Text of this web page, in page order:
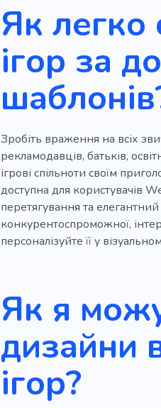
Як легко
ігор за
Зробіть враження на всіх
рекламодавців, батьків,
ігрові спільноти своїм
доступна для користувачів
перетягування та
конкурентоспроможної,
персоналізуйте її у
Як я
дизайни
ігор?